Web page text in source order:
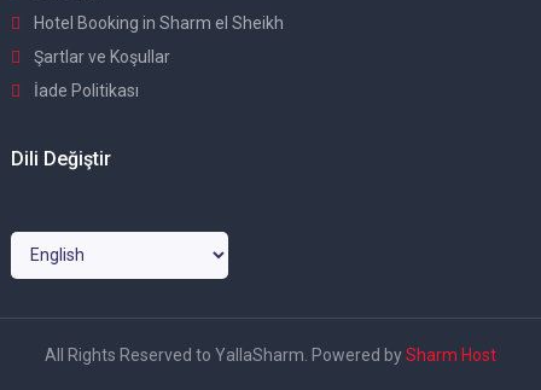
Hotel Booking in Sharm el Sheikh
Şartlar ve Koşullar
İade Politikası
Dili Değiştir
All Rights Reserved to YallaSharm. Powered bySharm Host